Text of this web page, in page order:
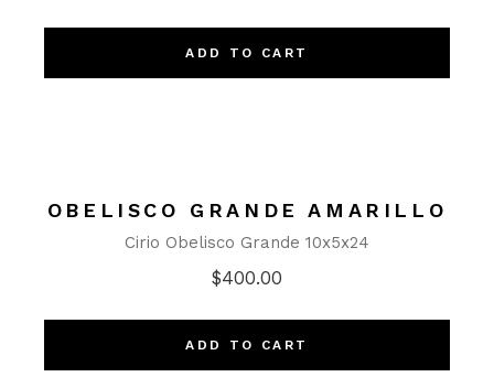
ADD TO CART
OBELISCO GRANDE AMARILLO
Cirio Obelisco Grande 10x5x24
$400.00
ADD TO CART